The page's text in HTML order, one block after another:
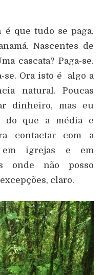
é que tudo se paga.
Nascentes de
cascata? Paga-se.
se. Ora isto é algo a
natural. Poucas
dinheiro, mas eu
do que a média e
contactar com a
em igrejas e em
onde não posso
claro.